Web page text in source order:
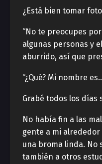
¿Está bien tomar
“No te preocupes
algunas personas y
aburrido, así que
“¿Qué? Mi nombre
Grabé todos los días
No había fin a las
gente a mi alrededor
una broma linda. No
también a otros